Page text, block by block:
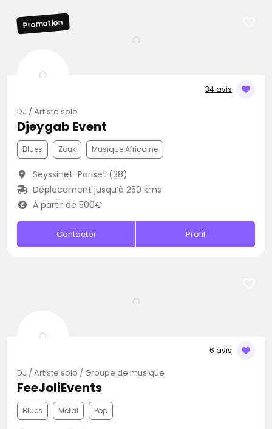
34 avis
Promotion
DJ / Artiste solo
Djeygab Event
Blues Zouk Musique Africaine
Seyssinet-Pariset (38)
Déplacement jusqu’à 250 kms
À partir de 500€
Contacter Profil
6 avis
DJ / Artiste solo / Groupe de musique
FeeJoliEvents
Blues Métal Pop